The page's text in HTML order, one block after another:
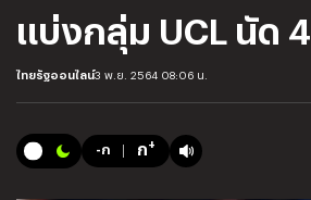
แบ่งกลุ่ม UCL นัด 4
ไทยรัฐออนไลน์3 พ.ย. 2564 08:06 น.
-ก ก+